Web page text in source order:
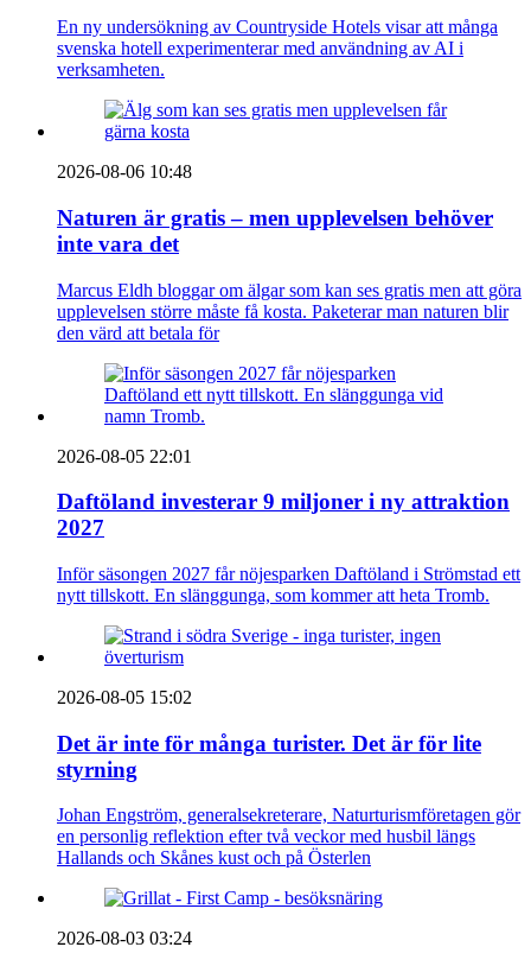
En ny undersökning av Countryside Hotels visar att många
svenska hotell experimenterar med användning av AI i
verksamheten.
2026-08-06 10:48
Naturen är gratis – men upplevelsen behöver
inte vara det
Marcus Eldh bloggar om älgar som kan ses gratis men att göra
upplevelsen större måste få kosta. Paketerar man naturen blir
den värd att betala för
2026-08-05 22:01
Daftöland investerar 9 miljoner i ny attraktion
2027
Inför säsongen 2027 får nöjesparken Daftöland i Strömstad ett
nytt tillskott. En slänggunga, som kommer att heta Tromb.
2026-08-05 15:02
Det är inte för många turister. Det är för lite
styrning
Johan Engström, generalsekreterare, Naturturismföretagen gör
en personlig reflektion efter två veckor med husbil längs
Hallands och Skånes kust och på Österlen
2026-08-03 03:24